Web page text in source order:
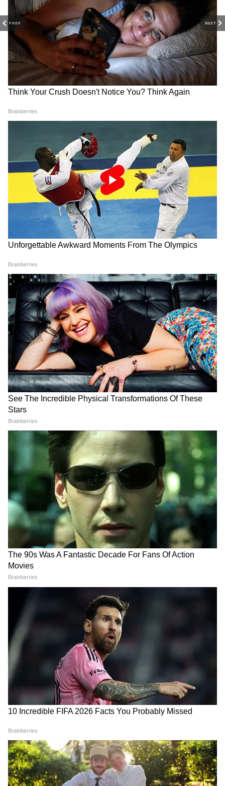
PREV NEXT
RECOMMENDED STORIES
Shubman Gill Injury: प्रैक्टिस
के दौरान चोटिल हुए कप्तान, क्या
खेल पाएंगे पहला टेस्ट?
Women's Asia Cup 2026: 9
दिन में दो बार हो सकती है भारत
पाकिस्तान की टक्कर, जानें कब होगा
महामुकाबला
IND vs SL Practice Match:
कैसे देखें भारत बनाम श्रीलंका XI
मुकाबला?
बतौर टेस्ट कप्तान कैसा रहा शुभमन
LATEST VIDEOS
Rahul Gandhi से मिलीं CJP Protest में
लाठी खाने वाली Muskaan, Delhi Police से
दाग दिया ये सवाल!
CJP के अंदर हो गई कलह, Abhijeet Dipke
के ही खिलाफ हो गए कई लोग!